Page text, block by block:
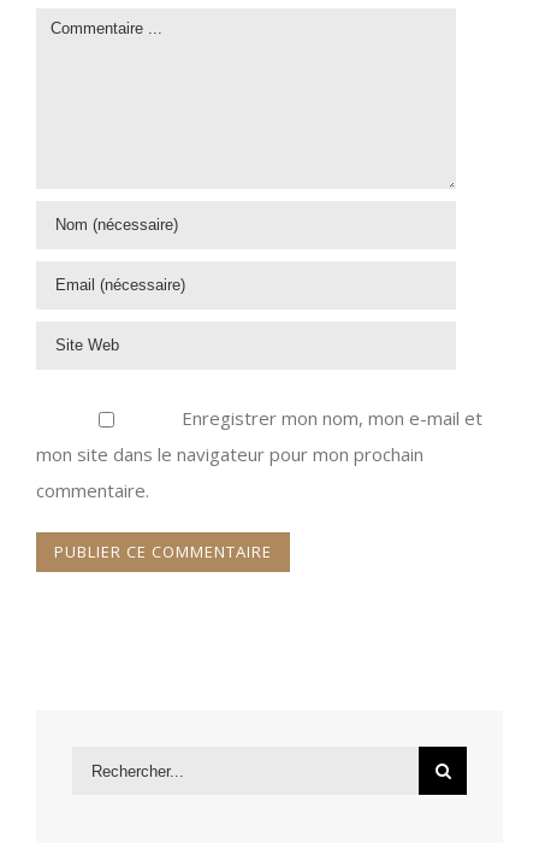
Enregistrer mon nom, mon e-mail et
mon site dans le navigateur pour mon prochain
commentaire.